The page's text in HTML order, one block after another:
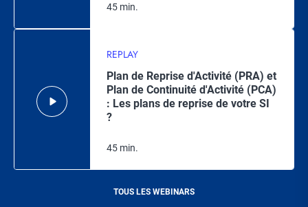
TOUS LES WEBINARS
45 min.
REPLAY
Plan de Reprise d'Activité (PRA) et
Plan de Continuité d'Activité (PCA)
: Les plans de reprise de votre SI
?​
45 min.